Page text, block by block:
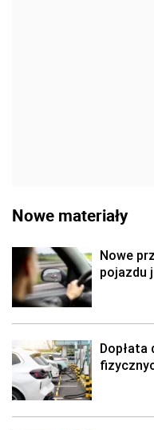
Nowe materiały
Nowe
pojazdu
Dopłata